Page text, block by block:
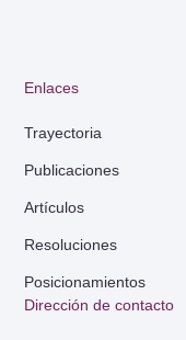
Dirección de contacto
Enlaces
Trayectoria
Publicaciones
Artículos
Resoluciones
Posicionamientos